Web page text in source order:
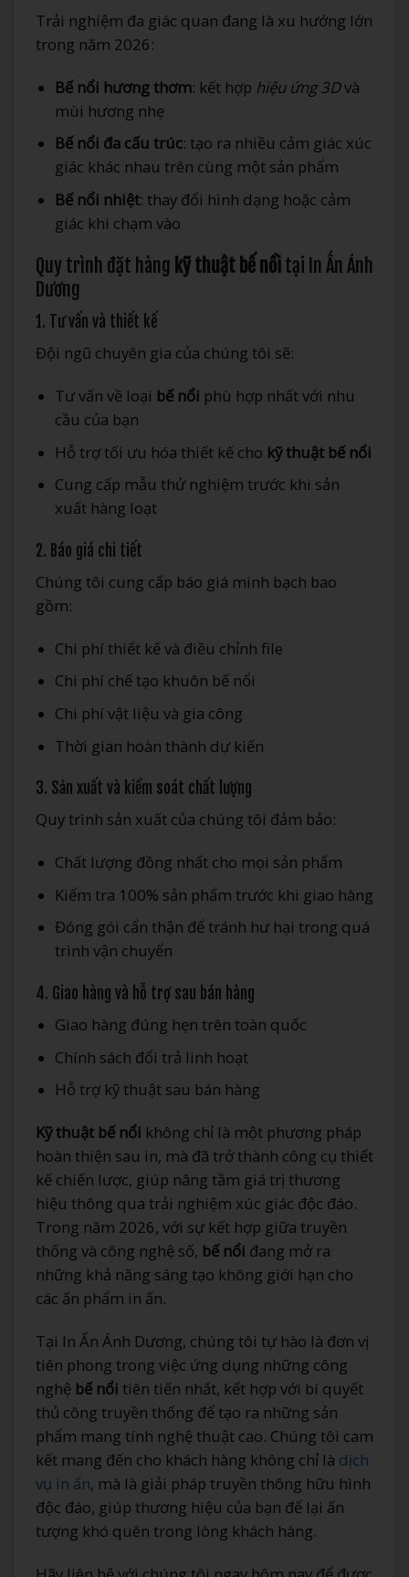
Trải nghiệm đa giác quan đang là xu hướng lớn
trong năm 2026:
Bế nổi hương thơm: kết hợp hiệu ứng 3Dvà
mùi hương nhẹ
Bế nổi đa cấu trúc: tạo ra nhiều cảm giác xúc
giác khác nhau trên cùng một sản phẩm
Bế nổi nhiệt: thay đổi hình dạng hoặc cảm
giác khi chạm vào
Quy trình đặt hàng kỹ thuật bế nổi tại In Ấn Ánh
Dương
1. Tư vấn và thiết kế
Đội ngũ chuyên gia của chúng tôi sẽ:
Tư vấn về loại bế nổi phù hợp nhất với nhu
cầu của bạn
Hỗ trợ tối ưu hóa thiết kế cho kỹ thuật bế nổi
Cung cấp mẫu thử nghiệm trước khi sản
xuất hàng loạt
2. Báo giá chi tiết
Chúng tôi cung cấp báo giá minh bạch bao
gồm:
Chi phí thiết kế và điều chỉnh file
Chi phí chế tạo khuôn bế nổi
Chi phí vật liệu và gia công
Thời gian hoàn thành dự kiến
3. Sản xuất và kiểm soát chất lượng
Quy trình sản xuất của chúng tôi đảm bảo:
Chất lượng đồng nhất cho mọi sản phẩm
Kiểm tra 100% sản phẩm trước khi giao hàng
Đóng gói cẩn thận để tránh hư hại trong quá
trình vận chuyển
4. Giao hàng và hỗ trợ sau bán hàng
Giao hàng đúng hẹn trên toàn quốc
Chính sách đổi trả linh hoạt
Hỗ trợ kỹ thuật sau bán hàng
Kỹ thuật bế nổi không chỉ là một phương pháp
hoàn thiện sau in, mà đã trở thành công cụ thiết
kế chiến lược, giúp nâng tầm giá trị thương
hiệu thông qua trải nghiệm xúc giác độc đáo.
Trong năm 2026, với sự kết hợp giữa truyền
thống và công nghệ số, bế nổi đang mở ra
những khả năng sáng tạo không giới hạn cho
các ấn phẩm in ấn.
Tại In Ấn Ánh Dương, chúng tôi tự hào là đơn vị
tiên phong trong việc ứng dụng những công
nghệ bế nổi tiên tiến nhất, kết hợp với bí quyết
thủ công truyền thống để tạo ra những sản
phẩm mang tính nghệ thuật cao. Chúng tôi cam
kết mang đến cho khách hàng không chỉ là dịch
vụ in ấn, mà là giải pháp truyền thông hữu hình
độc đáo, giúp thương hiệu của bạn để lại ấn
tượng khó quên trong lòng khách hàng.